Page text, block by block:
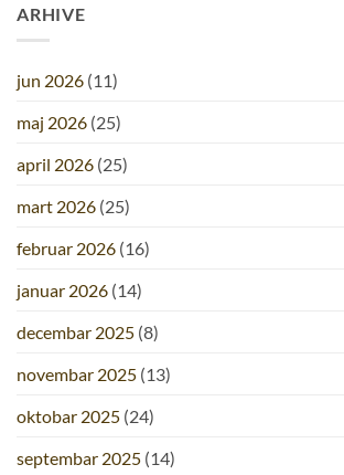
ARHIVE
jun 2026 (11)
maj 2026 (25)
april 2026 (25)
mart 2026 (25)
februar 2026 (16)
januar 2026 (14)
decembar 2025 (8)
novembar 2025 (13)
oktobar 2025 (24)
septembar 2025 (14)